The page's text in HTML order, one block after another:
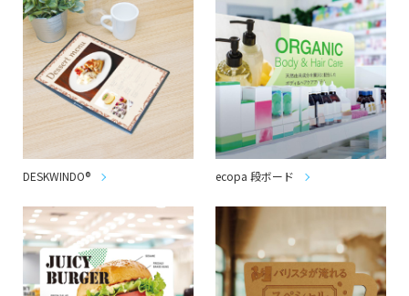
DESKWINDO® ecopa 段ボード